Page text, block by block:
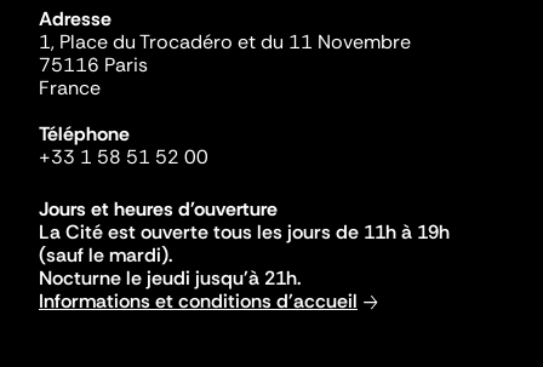
Adresse
1, Place du Trocadéro et du 11 Novembre
75116 Paris
France
Téléphone
+33 1 58 51 52 00
Jours et heures d'ouverture
La Cité est ouverte tous les jours de 11h à 19h
(sauf le mardi).
Nocturne le jeudi jusqu'à 21h.
Informations et conditions d'accueil